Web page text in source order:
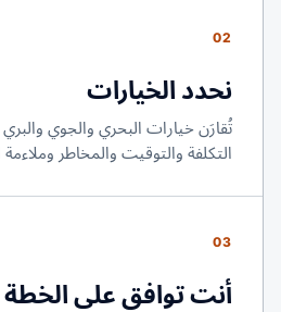
02
نحدد الخيارات
تُقارَن خيارات البحري والجوي
التكلفة والتوقيت والمخاطر
03
أنت توافق على الخطة